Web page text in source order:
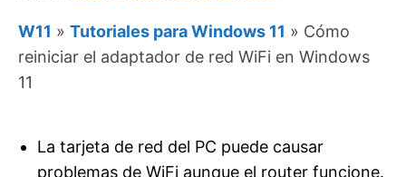
W11 » Tutoriales para Windows 11 » Cómo
reiniciar el adaptador de red WiFi en Windows
11
La tarjeta de red del PC puede causar
problemas de WiFi aunque el router funcione.